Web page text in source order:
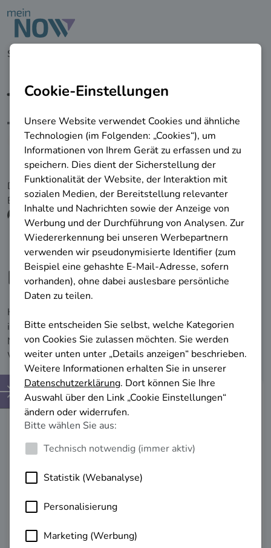
zu den Hauptinhalten springen
Startseite
Jugendpfleger/in
Berufliche Einsatzmöglichkeit
Die folgenden Informationen werden von der
Bundesagentur für Arbeit bereitgestellt.
Berufliche Impulse erhalten!
Hier finden Sie relevante Informationen, die Ihnen helfen,
in Ihrer aktuellen beruflichen Situation voranzukommen.
Nutzen Sie diese Erkenntnisse, um Ihre berufliche
Weiterentwicklung erfolgreich zu planen.
Weiterbildungs­
möglichkeiten
Lernen Sie Ihre Weiterbildungsmöglichkeiten
kennen.